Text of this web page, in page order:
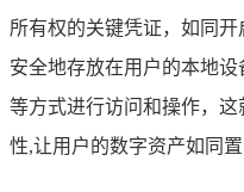
所有权的关键凭证，如同
安全地存放在用户的本地
等方式进行访问和操作，
性,让用户的数字资产如同